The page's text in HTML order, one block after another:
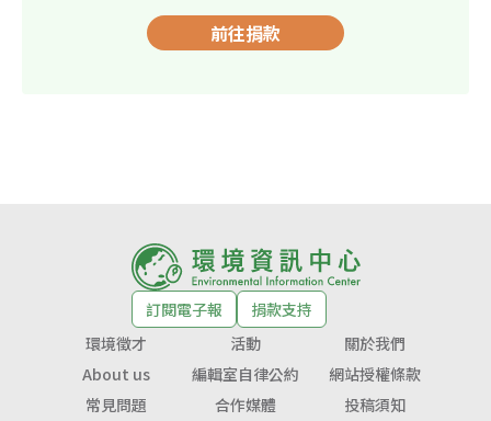
前往捐款
訂閱電子報
捐款支持
環境徵才
活動
關於我們
About us
編輯室自律公約
網站授權條款
常見問題
合作媒體 投稿須知